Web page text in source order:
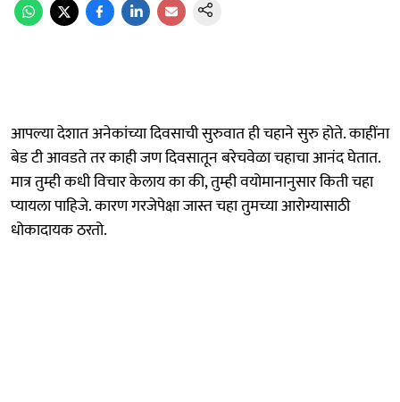
आपल्या देशात अनेकांच्या दिवसाची सुरुवात ही चहाने सुरु होते. काहींना
बेड टी आवडते तर काही जण दिवसातून बरेचवेळा चहाचा आनंद घेतात.
मात्र तुम्ही कधी विचार केलाय का की, तुम्ही वयोमानानुसार किती चहा
प्यायला पाहिजे. कारण गरजेपेक्षा जास्त चहा तुमच्या आरोग्यासाठी
धोकादायक ठरतो.